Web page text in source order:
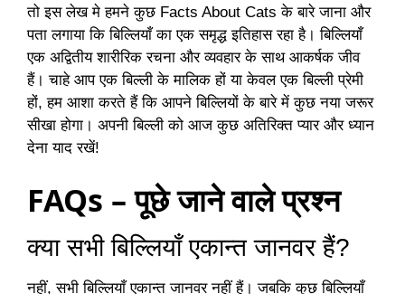
तो इस लेख मे हमने कुछ Facts About Cats के बारे जाना और
पता लगाया कि बिल्लियाँ का एक समृद्ध इतिहास रहा है। बिल्लियाँ
एक अद्वितीय शारीरिक रचना और व्यवहार के साथ आकर्षक जीव
हैं। चाहे आप एक बिल्ली के मालिक हों या केवल एक बिल्ली प्रेमी
हों, हम आशा करते हैं कि आपने बिल्लियों के बारे में कुछ नया जरूर
सीखा होगा। अपनी बिल्ली को आज कुछ अतिरिक्त प्यार और ध्यान
देना याद रखें!
FAQs – पूछे जाने वाले प्रश्न
क्या सभी बिल्लियाँ एकान्त जानवर हैं?
नहीं, सभी बिल्लियाँ एकान्त जानवर नहीं हैं। जबकि कुछ बिल्लियाँ